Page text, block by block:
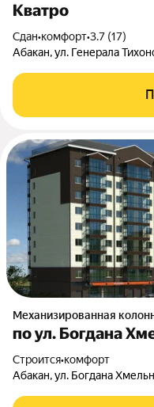
Кватро
Сдан•комфорт•3.7 (17)
Абакан, ул. Генерала
Механизированная
по ул. Богдана
Строится•комфорт
Абакан, ул. Богдана